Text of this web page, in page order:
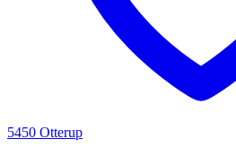
5450 Otterup